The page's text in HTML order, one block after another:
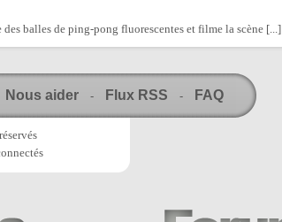
balles de ping-pong fluorescentes et filme la scène [...]
Nous aider - Flux RSS - FAQ